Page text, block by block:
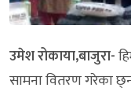
उमेश रोकाया,बाजुरा-
सामना वितरण गरेका